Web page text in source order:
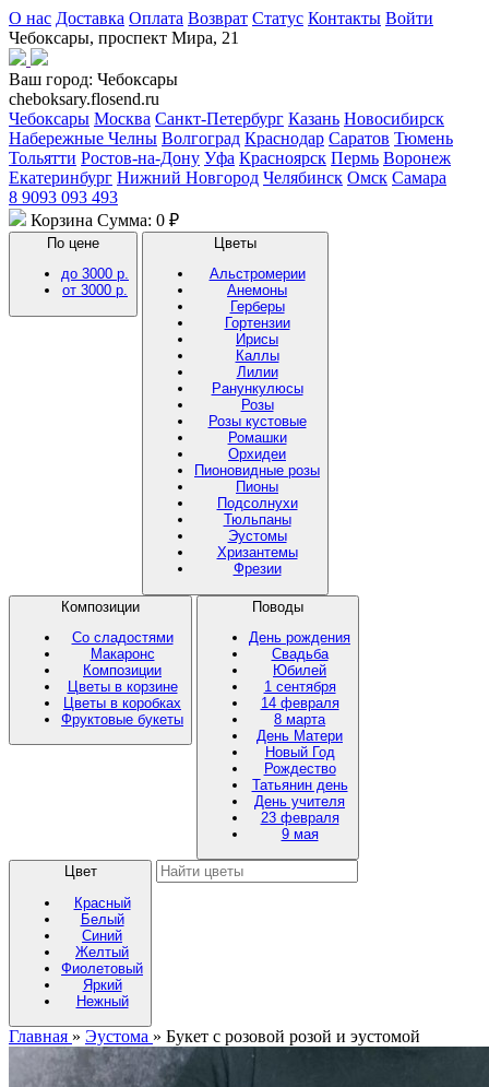
О нас Доставка Оплата Возврат Статус Контакты Войти
Чебоксары, проспект Мира, 21
Ваш город: Чебоксары
cheboksary.flosend.ru
Чебоксары Москва Санкт-Петербург Казань Новосибирск
Набережные Челны Волгоград Краснодар Саратов Тюмень
Тольятти Ростов-на-Дону Уфа Красноярск Пермь Воронеж
Екатеринбург Нижний Новгород Челябинск Омск Самара
8 9093 093 493
Корзина Сумма: 0 ₽
По цене
до 3000 р.
от 3000 р.
Цветы
Альстромерии
Анемоны
Герберы
Гортензии
Ирисы
Каллы
Лилии
Ранункулюсы
Розы
Розы кустовые
Ромашки
Орхидеи
Пионовидные розы
Пионы
Подсолнухи
Тюльпаны
Эустомы
Хризантемы
Фрезии
Композиции
Со сладостями
Макаронс
Композиции
Цветы в корзине
Цветы в коробках
Фруктовые букеты
Поводы
День рождения
Свадьба
Юбилей
1 сентября
14 февраля
8 марта
День Матери
Новый Год
Рождество
Татьянин день
День учителя
23 февраля
9 мая
Цвет
Красный
Белый
Синий
Желтый
Фиолетовый
Яркий
Нежный
Главная » Эустома » Букет с розовой розой и эустомой